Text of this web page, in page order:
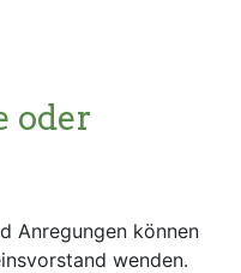
oder
Anregungen können
wenden.